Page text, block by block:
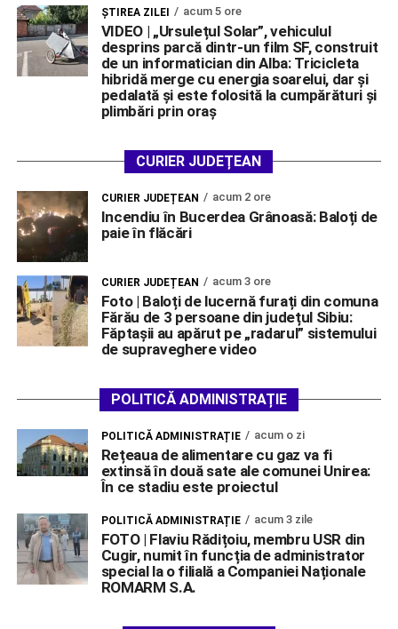
ŞTIREA ZILEI acum 5 ore
VIDEO | „Ursulețul Solar”, vehiculul
desprins parcă dintr-un film SF, construit
de un informatician din Alba: Tricicleta
hibridă merge cu energia soarelui, dar și
pedalată și este folosită la cumpărături și
plimbări prin oraș
CURIER JUDEȚEAN
CURIER JUDEȚEAN acum 2 ore
Incendiu în Bucerdea Grânoasă: Baloți de
paie în flăcări
CURIER JUDEȚEAN acum 3 ore
Foto | Baloți de lucernă furați din comuna
Fărău de 3 persoane din județul Sibiu:
Făptașii au apărut pe „radarul” sistemului
de supraveghere video
POLITICĂ ADMINISTRAȚIE
POLITICĂ ADMINISTRAȚIE acum o zi
Rețeaua de alimentare cu gaz va fi
extinsă în două sate ale comunei Unirea:
În ce stadiu este proiectul
POLITICĂ ADMINISTRAȚIE acum 3 zile
FOTO | Flaviu Rădițoiu, membru USR din
Cugir, numit în funcția de administrator
special la o filială a Companiei Naționale
ROMARM S.A.